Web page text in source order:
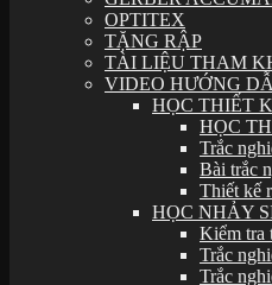
OPTITEX
TẶNG RẬP
TÀI LIỆU THAM
VIDEO HƯỚNG
HỌC THIẾT
HỌC
Trắc
Bài trắc
Thiết kế
HỌC NHẢY
Kiểm tra
Trắc
Trắc